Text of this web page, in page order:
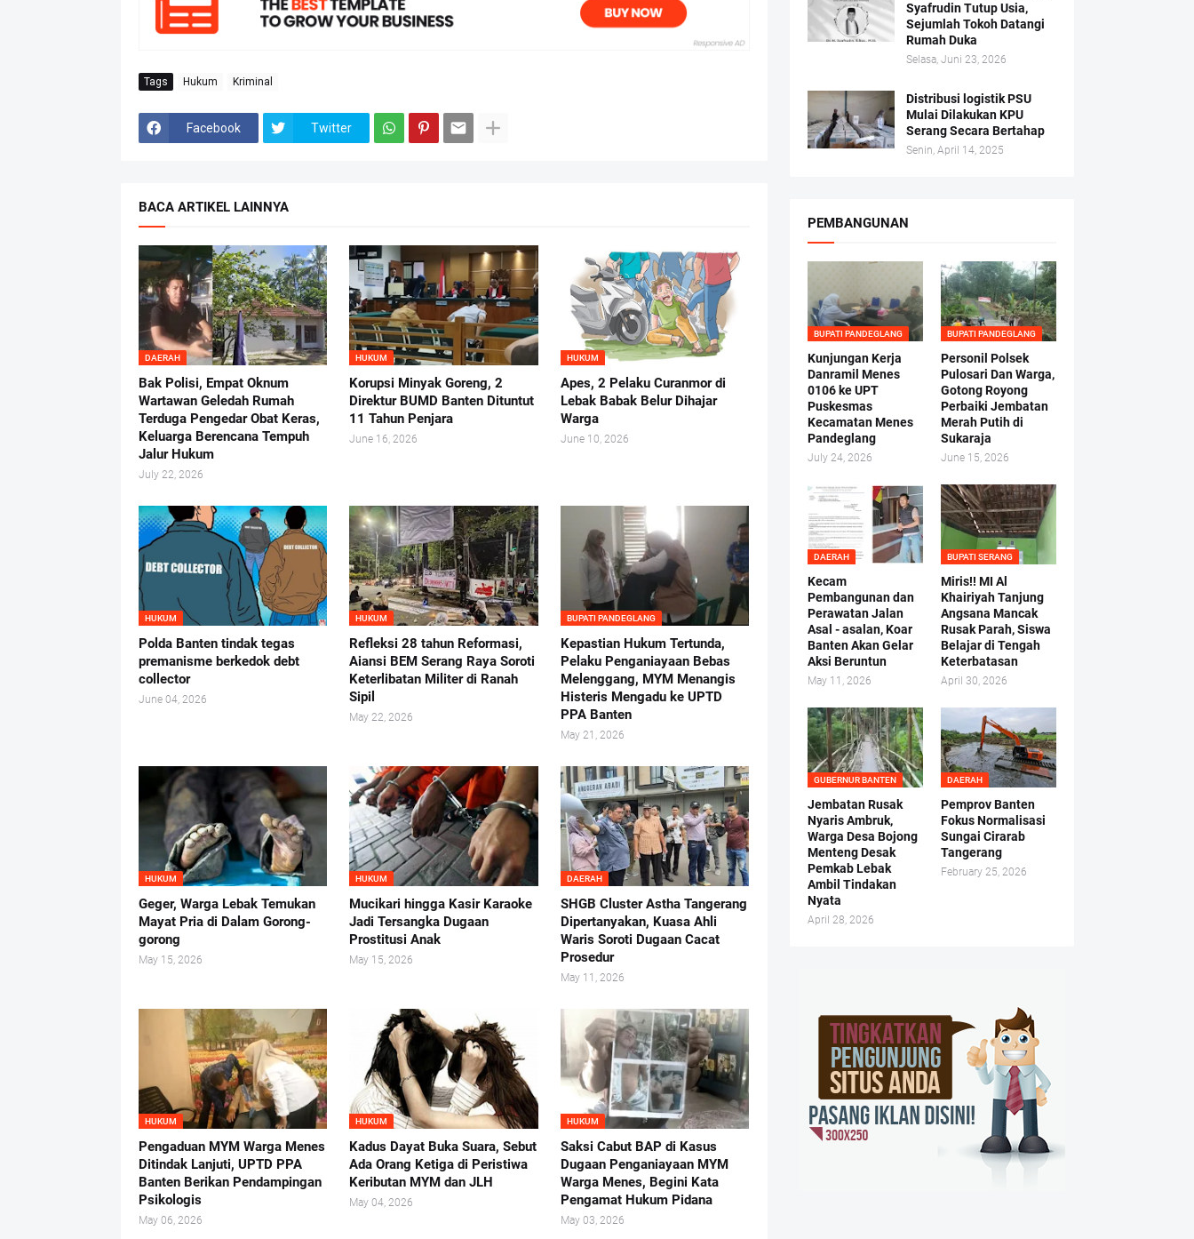
Tags Hukum Kriminal
Facebook Twitter
BACA ARTIKEL LAINNYA
DAERAH
Bak Polisi, Empat Oknum
Wartawan Geledah Rumah
Terduga Pengedar Obat Keras,
Keluarga Berencana Tempuh
Jalur Hukum
July 22, 2026
HUKUM
Korupsi Minyak Goreng, 2
Direktur BUMD Banten Dituntut
11 Tahun Penjara
June 16, 2026
HUKUM
Apes, 2 Pelaku Curanmor di
Lebak Babak Belur Dihajar
Warga
June 10, 2026
HUKUM
Polda Banten tindak tegas
premanisme berkedok debt
collector
June 04, 2026
HUKUM
Refleksi 28 tahun Reformasi,
Aiansi BEM Serang Raya Soroti
Keterlibatan Militer di Ranah
Sipil
May 22, 2026
BUPATI PANDEGLANG
Kepastian Hukum Tertunda,
Pelaku Penganiayaan Bebas
Melenggang, MYM Menangis
Histeris Mengadu ke UPTD
PPA Banten
May 21, 2026
HUKUM
Geger, Warga Lebak Temukan
Mayat Pria di Dalam Gorong-
gorong
May 15, 2026
HUKUM
Mucikari hingga Kasir Karaoke
Jadi Tersangka Dugaan
Prostitusi Anak
May 15, 2026
DAERAH
SHGB Cluster Astha Tangerang
Dipertanyakan, Kuasa Ahli
Waris Soroti Dugaan Cacat
Prosedur
May 11, 2026
HUKUM
Pengaduan MYM Warga Menes
Ditindak Lanjuti, UPTD PPA
Banten Berikan Pendampingan
Psikologis
May 06, 2026
HUKUM
Kadus Dayat Buka Suara, Sebut
Ada Orang Ketiga di Peristiwa
Keributan MYM dan JLH
May 04, 2026
HUKUM
Saksi Cabut BAP di Kasus
Dugaan Penganiayaan MYM
Warga Menes, Begini Kata
Pengamat Hukum Pidana
May 03, 2026
Syafrudin Tutup Usia,
Sejumlah Tokoh Datangi
Rumah Duka
Selasa, Juni 23, 2026
Distribusi logistik PSU
Mulai Dilakukan KPU
Serang Secara Bertahap
Senin, April 14, 2025
PEMBANGUNAN
BUPATI PANDEGLANG
Kunjungan Kerja
Danramil Menes
0106 ke UPT
Puskesmas
Kecamatan Menes
Pandeglang
July 24, 2026
BUPATI PANDEGLANG
Personil Polsek
Pulosari Dan Warga,
Gotong Royong
Perbaiki Jembatan
Merah Putih di
Sukaraja
June 15, 2026
DAERAH
Kecam
Pembangunan dan
Perawatan Jalan
Asal - asalan, Koar
Banten Akan Gelar
Aksi Beruntun
May 11, 2026
BUPATI SERANG
Miris!! MI Al
Khairiyah Tanjung
Angsana Mancak
Rusak Parah, Siswa
Belajar di Tengah
Keterbatasan
April 30, 2026
GUBERNUR BANTEN
Jembatan Rusak
Nyaris Ambruk,
Warga Desa Bojong
Menteng Desak
Pemkab Lebak
Ambil Tindakan
Nyata
April 28, 2026
DAERAH
Pemprov Banten
Fokus Normalisasi
Sungai Cirarab
Tangerang
February 25, 2026